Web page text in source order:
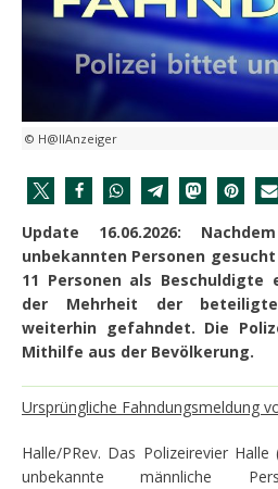
© H@llAnzeiger
Update 16.06.2026:
unbekannten Personen
11 Personen als
der Mehrheit der
weiterhin gefahndet. Die
Mithilfe aus der Bevölkerung.
Ursprüngliche Fahndungsmeldung
Halle/PRev. Das Polizeirevier
unbekannte männliche